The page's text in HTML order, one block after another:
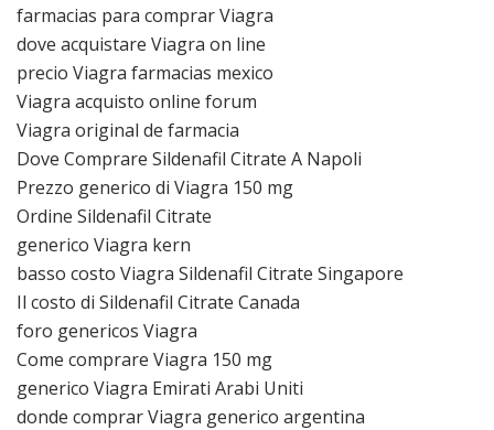
farmacias para comprar Viagra
dove acquistare Viagra on line
precio Viagra farmacias mexico
Viagra acquisto online forum
Viagra original de farmacia
Dove Comprare Sildenafil Citrate A Napoli
Prezzo generico di Viagra 150 mg
Ordine Sildenafil Citrate
generico Viagra kern
basso costo Viagra Sildenafil Citrate Singapore
Il costo di Sildenafil Citrate Canada
foro genericos Viagra
Come comprare Viagra 150 mg
generico Viagra Emirati Arabi Uniti
donde comprar Viagra generico argentina